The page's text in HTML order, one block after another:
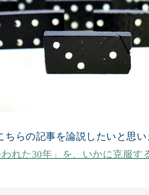
らの記事を論説したいと思い
われた30年」を、いかに克服